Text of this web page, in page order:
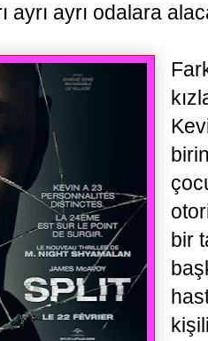
ayrı ayrı odalara
bir